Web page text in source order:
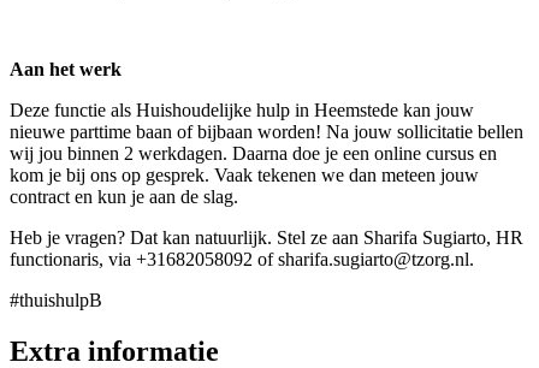
Aan het werk
Deze functie als Huishoudelijke hulp in Heemstede kan jouw
nieuwe parttime baan of bijbaan worden! Na jouw sollicitatie bellen
wij jou binnen 2 werkdagen. Daarna doe je een online cursus en
kom je bij ons op gesprek. Vaak tekenen we dan meteen jouw
contract en kun je aan de slag.
Heb je vragen? Dat kan natuurlijk. Stel ze aan Sharifa Sugiarto, HR
functionaris, via +31682058092 of sharifa.sugiarto@tzorg.nl.
#thuishulpB
Extra informatie